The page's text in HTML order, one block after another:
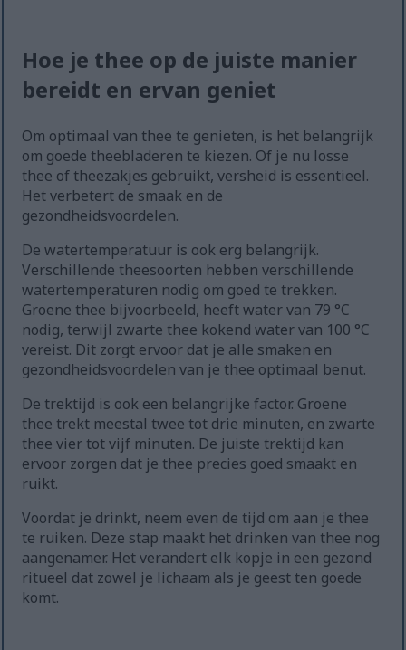
Hoe je thee op de juiste manier
bereidt en ervan geniet
Om optimaal van thee te genieten, is het belangrijk
om goede theebladeren te kiezen. Of je nu losse
thee of theezakjes gebruikt, versheid is essentieel.
Het verbetert de smaak en de
gezondheidsvoordelen.
De watertemperatuur is ook erg belangrijk.
Verschillende theesoorten hebben verschillende
watertemperaturen nodig om goed te trekken.
Groene thee bijvoorbeeld, heeft water van 79 °C
nodig, terwijl zwarte thee kokend water van 100 °C
vereist. Dit zorgt ervoor dat je alle smaken en
gezondheidsvoordelen van je thee optimaal benut.
De trektijd is ook een belangrijke factor. Groene
thee trekt meestal twee tot drie minuten, en zwarte
thee vier tot vijf minuten. De juiste trektijd kan
ervoor zorgen dat je thee precies goed smaakt en
ruikt.
Voordat je drinkt, neem even de tijd om aan je thee
te ruiken. Deze stap maakt het drinken van thee nog
aangenamer. Het verandert elk kopje in een gezond
ritueel dat zowel je lichaam als je geest ten goede
komt.